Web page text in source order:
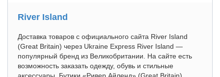
River Island
Доставка товаров с официального сайта River Island
(Great Britain) через Ukraine Express River Island —
популярный бренд из Великобритании. На сайте есть
возможность заказать одежду, обувь и стильные